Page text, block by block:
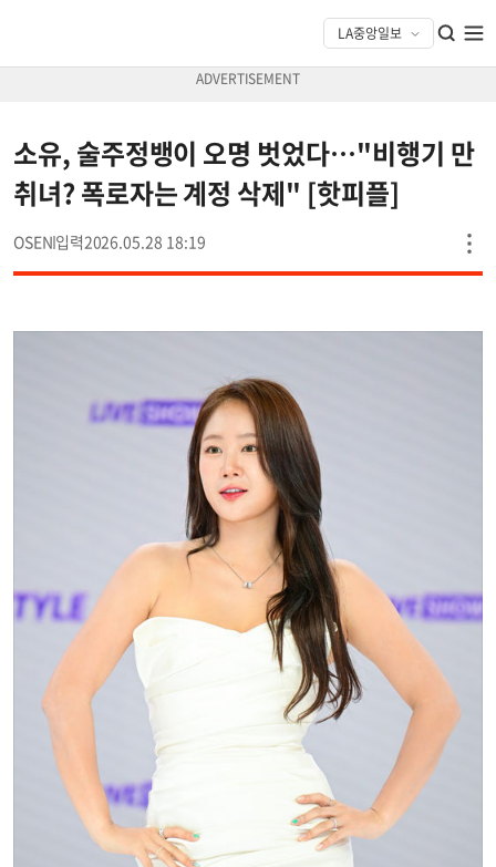
소유, 술주정뱅이 오명 벗었다…"비행기 만
취녀? 폭로자는 계정 삭제" [핫피플]
OSEN 2026.05.28 18:19